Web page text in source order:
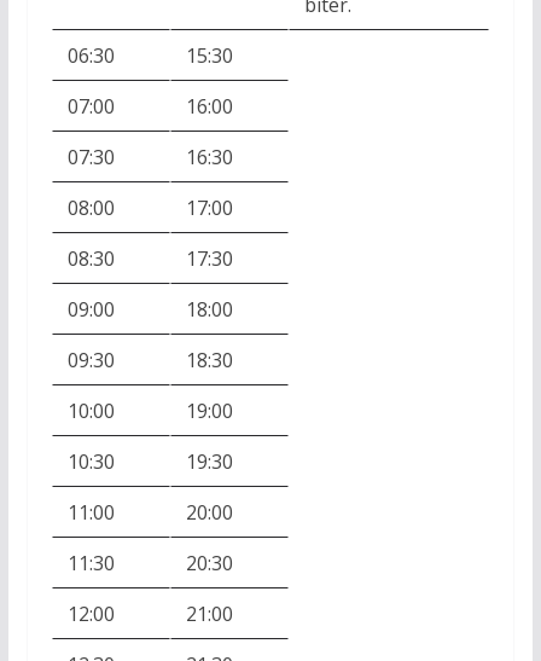
06:30
15:30
07:00
16:00
07:30
16:30
08:00
17:00
08:30
17:30
09:00
18:00
09:30
18:30
10:00
19:00
10:30
19:30
11:00
20:00
11:30
20:30
12:00
21:00